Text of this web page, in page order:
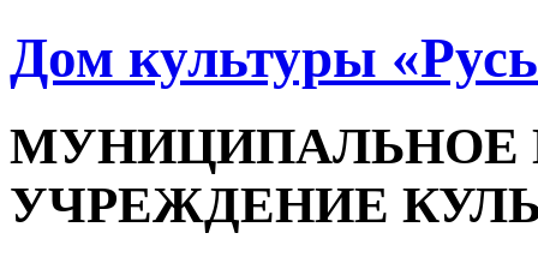
Дом культуры
УЧРЕЖДЕНИЕ